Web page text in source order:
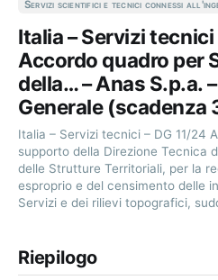
Servizi scientifici e tecnici connessi
Italia – Servizi tecnici
Accordo quadro per
della… – Anas S.p.a.
Generale (scadenza
Italia – Servizi tecnici – DG 11/24
supporto della Direzione Tecnica
delle Strutture Territoriali, per la
esproprio e del censimento delle
Servizi e dei rilievi topografici,
Riepilogo